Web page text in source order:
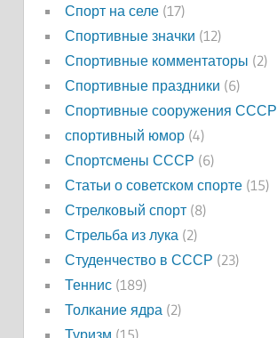
Спорт на селе(17)
Спортивные значки (12)
Спортивные комментаторы (2)
Спортивные праздники (6)
Спортивные сооружения СССР
спортивный юмор(4)
Спортсмены СССР (6)
Статьи о советском спорте(15)
Стрелковый спорт(8)
Стрельба из лука (2)
Студенчество в СССР (23)
Теннис(189)
Толкание ядра (2)
Туризм (15)